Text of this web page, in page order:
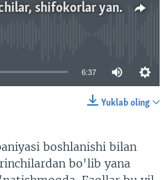
O'zbekistonda o'qituvchilar, shifokorlar yana paxtaga olib chiqilyapti
currently available
6:37
Yuklab oling
boshlanishi bilan
bo'lib yana